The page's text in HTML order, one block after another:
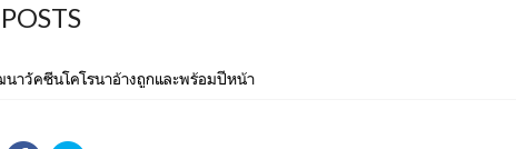
าวัคซีนโคโรนาอ้างถูกและพร้อมปีหน้า